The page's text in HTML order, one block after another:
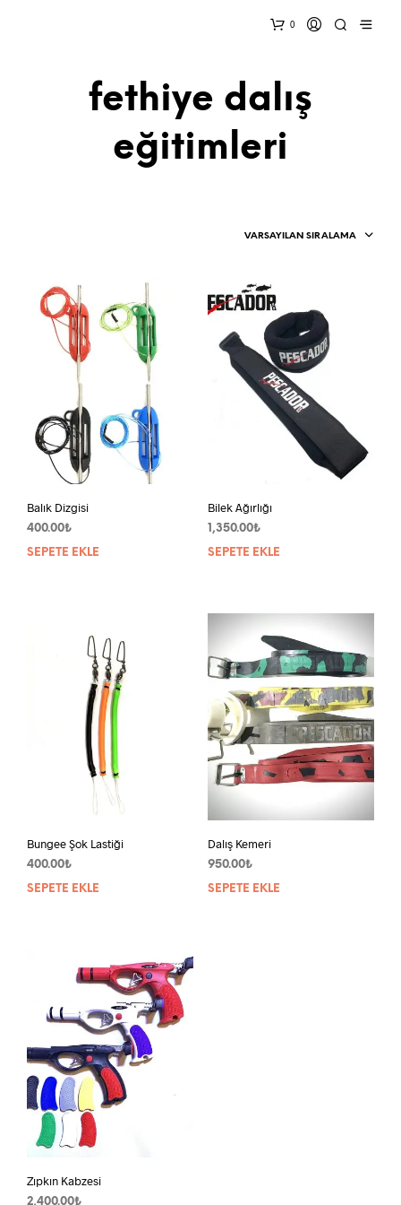
0
fethiye dalış
eğitimleri
VARSAYILAN SIRALAMA
Balık Dizgisi
400.00₺
SEPETE EKLE
Bilek Ağırlığı
1,350.00₺
SEPETE EKLE
Bungee Şok Lastiği
400.00₺
SEPETE EKLE
Dalış Kemeri
950.00₺
SEPETE EKLE
Zıpkın Kabzesi
2,400.00₺